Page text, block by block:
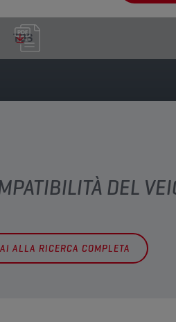
TDS
DEL
ALLA RICERCA COMPLETA